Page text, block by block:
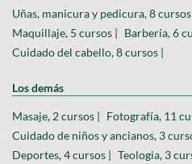
Uñas, manicura y pedicura, 8
Maquillaje, 5 cursos | Barbería, 6
Cuidado del cabello, 8 cursos |
Los demás
Masaje, 2 cursos | Fotografía, 11
Cuidado de niños y ancianos, 3
Deportes, 4 cursos | Teologia, 3